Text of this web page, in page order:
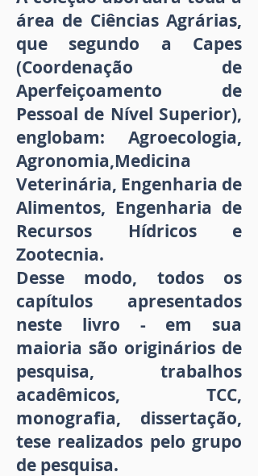
área de Ciências Agrárias,
que segundo a Capes
(Coordenação de
Aperfeiçoamento de
Pessoal de Nível Superior),
englobam: Agroecologia,
Agronomia,Medicina
Veterinária, Engenharia de
Alimentos, Engenharia de
Recursos Hídricos e
Zootecnia.
Desse modo, todos os
capítulos apresentados
neste livro - em sua
maioria são originários de
pesquisa, trabalhos
acadêmicos, TCC,
monografia, dissertação,
tese realizados pelo grupo
de pesquisa.